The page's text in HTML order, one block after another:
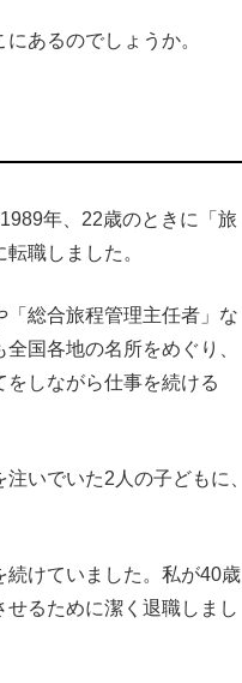
あるのでしょうか。
年、22歳のときに「旅
職しました。
総合旅程管理主任者」な
国各地の名所をめぐり、
しながら仕事を続ける
いでいた2人の子どもに、
続けていました。私が40歳
るために潔く退職しまし